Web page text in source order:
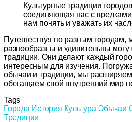
Культурные традиции
соединяющая нас с
нам понять и уважать их
Путешествуя по разным городам,
разнообразны и удивительны
традиции. Они делают каждый
интересным для изучения.
обычаи и традиции, мы расширяем
обогащаем свой внутренний мир
Tags
Города История Культура Обычаи
Традиции